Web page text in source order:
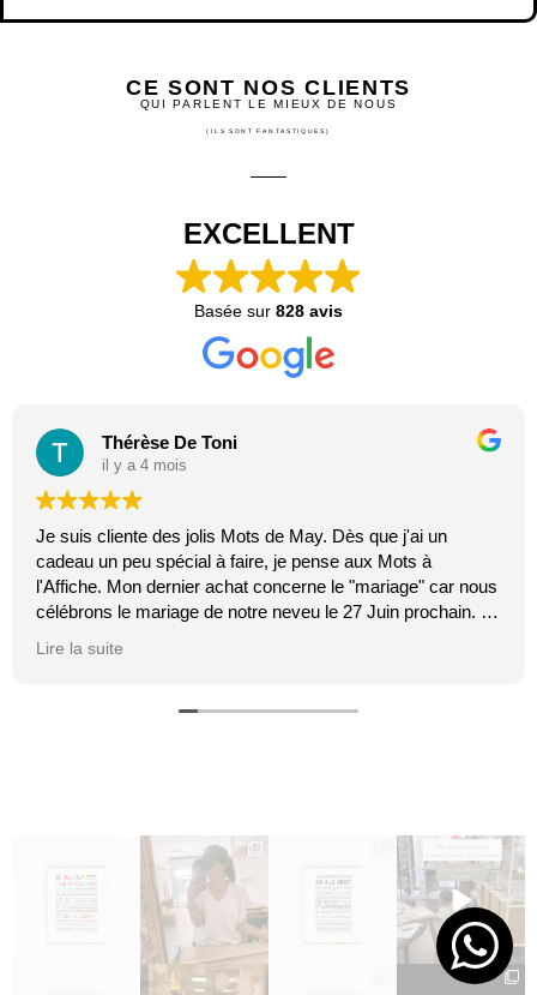
CE SONT NOS CLIENTS
QUI PARLENT LE MIEUX DE NOUS
(ILS SONT FANTASTIQUES)
EXCELLENT
Basée sur 828 avis
Thérèse De Toni
il y a 4 mois
Je suis cliente des jolis Mots de May. Dès que j'ai un
cadeau un peu spécial à faire, je pense aux Mots à
l'Affiche. Mon dernier achat concerne le "mariage" car nous
célébrons le mariage de notre neveu le 27 Juin prochain. Je
Lire la suite